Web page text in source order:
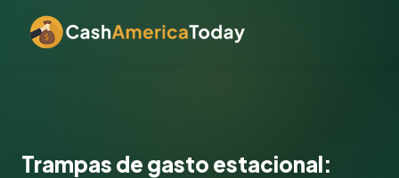
Trampas de gasto estacional: